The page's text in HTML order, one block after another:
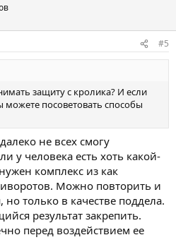
#5
защиту с кролика? И если
можете посоветовать способы
не всех смогу
у человека есть хоть какой-
комплекс из как
Можно повторить и
но только в качестве поддела.
результат закрепить.
перед воздействием ее